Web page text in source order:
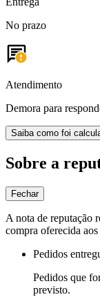
No prazo
Atendimento
Demora para
Saiba como foi
Sobre a
Fechar
A nota de reputação
compra oferecida
Pedidos
Pedidos que
previsto.